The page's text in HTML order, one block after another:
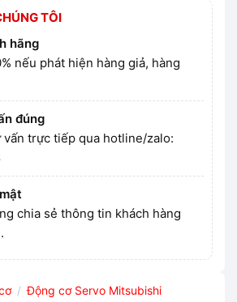
TÔI
hãng
nếu phát hiện hàng giả, hàng
đúng
vấn trực tiếp qua hotline/zalo:
chia sẻ thông tin khách hàng
/ Động cơ Servo Mitsubishi